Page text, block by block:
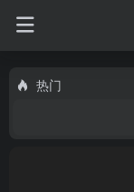
热门